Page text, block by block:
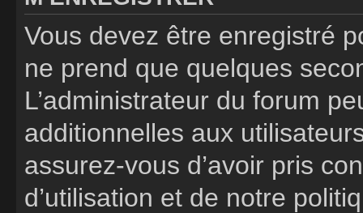
Vous devez être enregistré
ne prend que quelques
L’administrateur du forum
additionnelles aux
assurez-vous d’avoir pris
d’utilisation et de notre